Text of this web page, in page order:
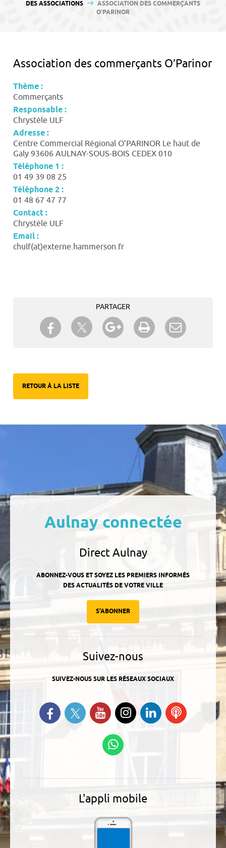
DES ASSOCIATIONS
ASSOCIATION DES COMMERÇANTS
O’PARINOR
Association des commerçants O’Parinor
Thème :
Commerçants
Responsable :
Chrystèle ULF
Adresse :
Centre Commercial Régional O’PARINOR Le haut de
Galy 93606 AULNAY-SOUS-BOIS CEDEX 010
Téléphone 1 :
01 49 39 08 25
Téléphone 2 :
01 48 67 47 77
Contact :
Chrystèle ULF
Email :
chulf(at)externe.hammerson.fr
PARTAGER
Partager sur Facebook
Partager sur TwitterPartager sur Google+
Imprimer
RETOUR À LA LISTE
Aulnay connectée
Direct Aulnay
ABONNEZ-VOUS ET SOYEZ LES PREMIERS INFORMÉS
DES ACTUALITÉS DE VOTRE VILLE
S'ABONNER
Suivez-nous
SUIVEZ-NOUS SUR LES RÉSEAUX SOCIAUX
Retrouvez-nous sur Facebook
Suivez-nous sur Twitter
Suivez-nous sur YouTube
Suivez-nous sur
Instagram
Retrouvez-
nous sur
Ecoutez
L'appli mobile